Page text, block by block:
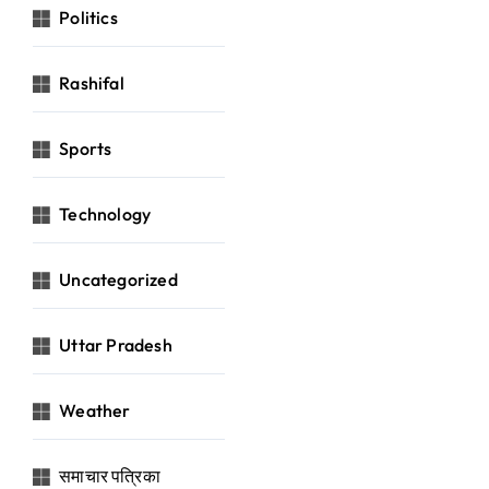
Politics
Rashifal
Sports
Technology
Uncategorized
Uttar Pradesh
Weather
समाचार पत्रिका